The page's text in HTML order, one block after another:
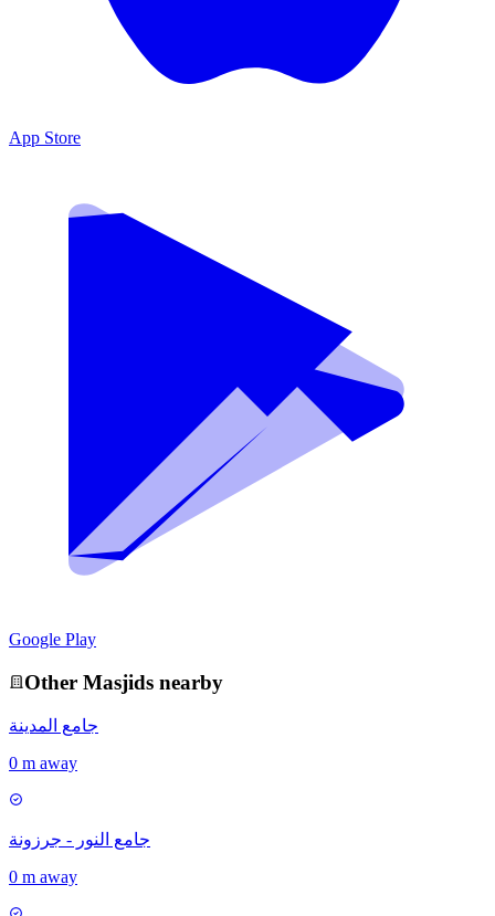
App Store
Google Play
Other Masjids nearby
جامع المدينة
0 m away
جامع النور - جرزونة
0 m away